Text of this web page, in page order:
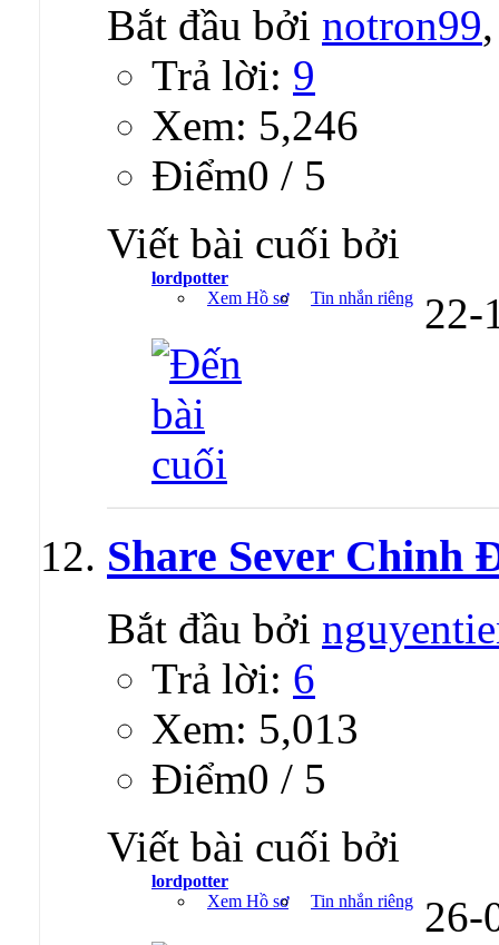
Bắt đầu bởi notron99
Trả lời: 9
Xem: 5,246
Ðiểm0 / 5
Viết bài cuối bởi
lordpotter
Xem Hồ sơ
Tin nhắn riêng 22-
Share Sever Chinh
Bắt đầu bởi
Trả lời: 6
Xem: 5,013
Ðiểm0 / 5
Viết bài cuối bởi
lordpotter
Xem Hồ sơ
Tin nhắn riêng 26-